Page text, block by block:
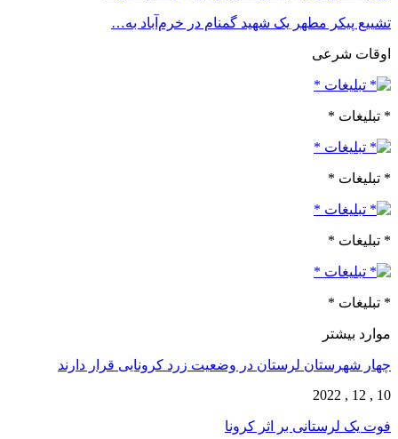
تشییع پیکر مطهر یک شهید گمنام در خرم‌آباد به…
اوقات شرعی
* تبلیغات *
* تبلیغات *
* تبلیغات *
* تبلیغات *
موارد بیشتر
چهار شهرستان لرستان در وضعیت زرد کرونایی قرار دارند
10 , 12 , 2022
فوت یک لرستانی بر اثر کرونا